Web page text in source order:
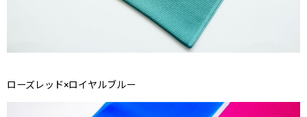
ローズレッド×ロイヤルブルー